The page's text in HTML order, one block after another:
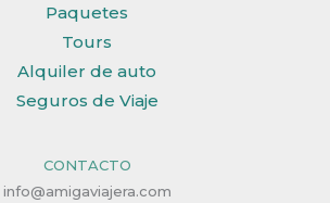
Paquetes
Tours
Alquiler de auto
Seguros de Viaje
CONTACTO
info@amigaviajera.com